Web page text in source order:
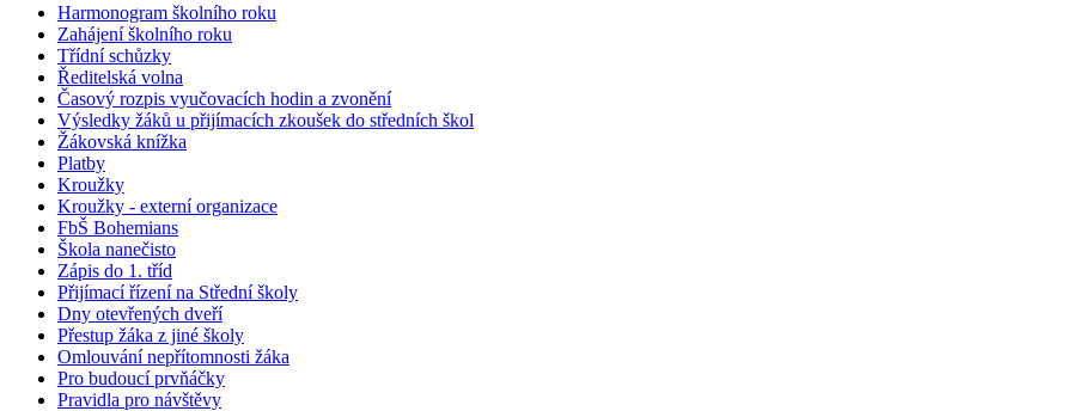
Harmonogram školního roku
Zahájení školního roku
Třídní schůzky
Ředitelská volna
Časový rozpis vyučovacích hodin a zvonění
Výsledky žáků u přijímacích zkoušek do středních škol
Žákovská knížka
Platby
Kroužky
Kroužky - externí organizace
FbŠ Bohemians
Škola nanečisto
Zápis do 1. tříd
Přijímací řízení na Střední školy
Dny otevřených dveří
Přestup žáka z jiné školy
Omlouvání nepřítomnosti žáka
Pro budoucí prvňáčky
Pravidla pro návštěvy